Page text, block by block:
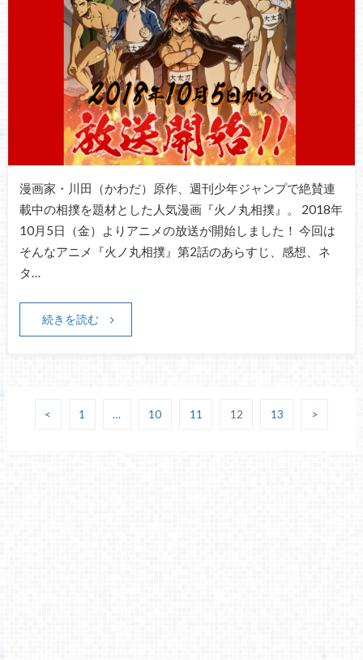
漫画家・川田（かわだ）原作、週刊少年ジャンプで絶賛連
載中の相撲を題材とした人気漫画『火ノ丸相撲』。 2018年
10月5日（金）よりアニメの放送が開始しました！ 今回は
そんなアニメ『火ノ丸相撲』第2話のあらすじ、感想、ネ
タ…
続きを読む
< 1 … 10 11 12 13 >